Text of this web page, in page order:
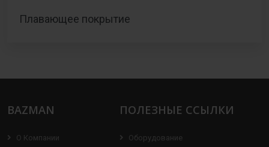
Плавающее покрытие
BAZMAN
О Компании
ПОЛЕЗНЫЕ ССЫЛКИ
Оборудование